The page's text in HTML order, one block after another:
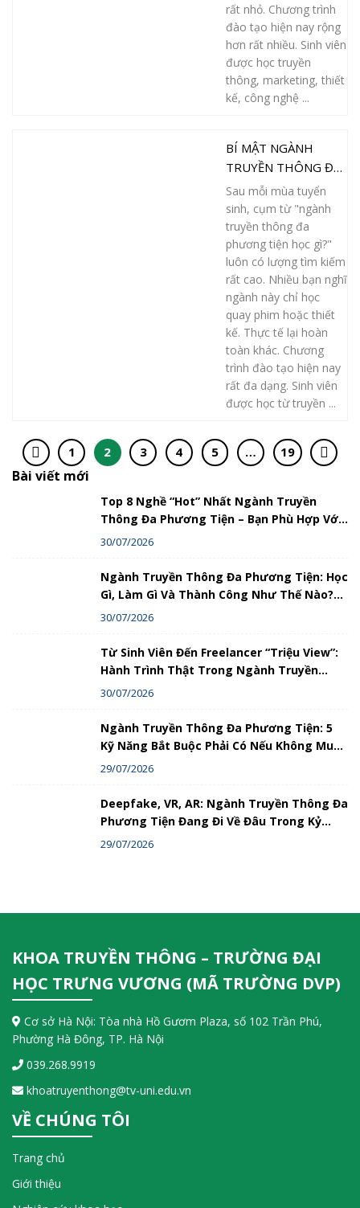
rất nhỏ. Chương trình
đào tạo hiện nay rộng
hơn rất nhiều. Sinh viên
được học truyền
thông, marketing, thiết
kế, công nghệ ...
BÍ MẬT NGÀNH
TRUYỀN THÔNG ĐA
PHƯƠNG TIỆN HỌC
GÌ MÀ AI CŨNG
“PHÁT ĐIÊN” MUỐN
BIẾT
Sau mỗi mùa tuyển
sinh, cụm từ "ngành
truyền thông đa
phương tiện học gì?"
luôn có lượng tìm kiếm
rất cao. Nhiều bạn nghĩ
ngành này chỉ học
quay phim hoặc thiết
kế. Thực tế lại hoàn
toàn khác. Chương
trình đào tạo hiện nay
rất đa dạng. Sinh viên
được học từ truyền ...
1 2 3 4 5 … 19
Bài viết mới
Top 8 Nghề “Hot” Nhất Ngành Truyền
Thông Đa Phương Tiện – Bạn Phù Hợp Với
Nghề Nào?
30/07/2026
Ngành Truyền Thông Đa Phương Tiện: Học
Gì, Làm Gì Và Thành Công Như Thế Nào?
Hướng Dẫn Chi Tiết
30/07/2026
Từ Sinh Viên Đến Freelancer “Triệu View”:
Hành Trình Thật Trong Ngành Truyền
Thông Đa Phương Tiện
30/07/2026
Ngành Truyền Thông Đa Phương Tiện: 5
Kỹ Năng Bắt Buộc Phải Có Nếu Không Muốn
Bị Loại Bỏ
29/07/2026
Deepfake, VR, AR: Ngành Truyền Thông Đa
Phương Tiện Đang Đi Về Đâu Trong Kỷ
Nguyên Số?
29/07/2026
KHOA TRUYỀN THÔNG – TRƯỜNG ĐẠI
HỌC TRƯNG VƯƠNG (MÃ TRƯỜNG DVP)
Cơ sở Hà Nội: Tòa nhà Hồ Gươm Plaza, số 102 Trần Phú,
Phường Hà Đông, TP. Hà Nội
039.268.9919
khoatruyenthong@tv-uni.edu.vn
VỀ CHÚNG TÔI
Trang chủ
Giới thiệu